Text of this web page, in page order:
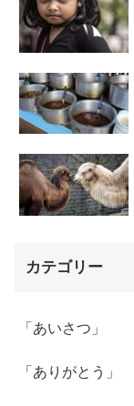
カテゴリー
「あいさつ」
「ありがとう」